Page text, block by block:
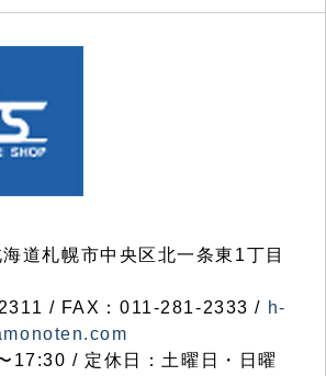
道札幌市中央区北一条東1丁目
/ FAX：011-281-2333 / h-
17:30 / 定休日：土曜日・日曜